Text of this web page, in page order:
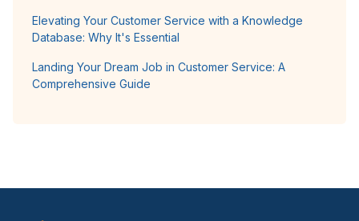
Elevating Your Customer Service with a Knowledge
Database: Why It's Essential
Landing Your Dream Job in Customer Service: A
Comprehensive Guide